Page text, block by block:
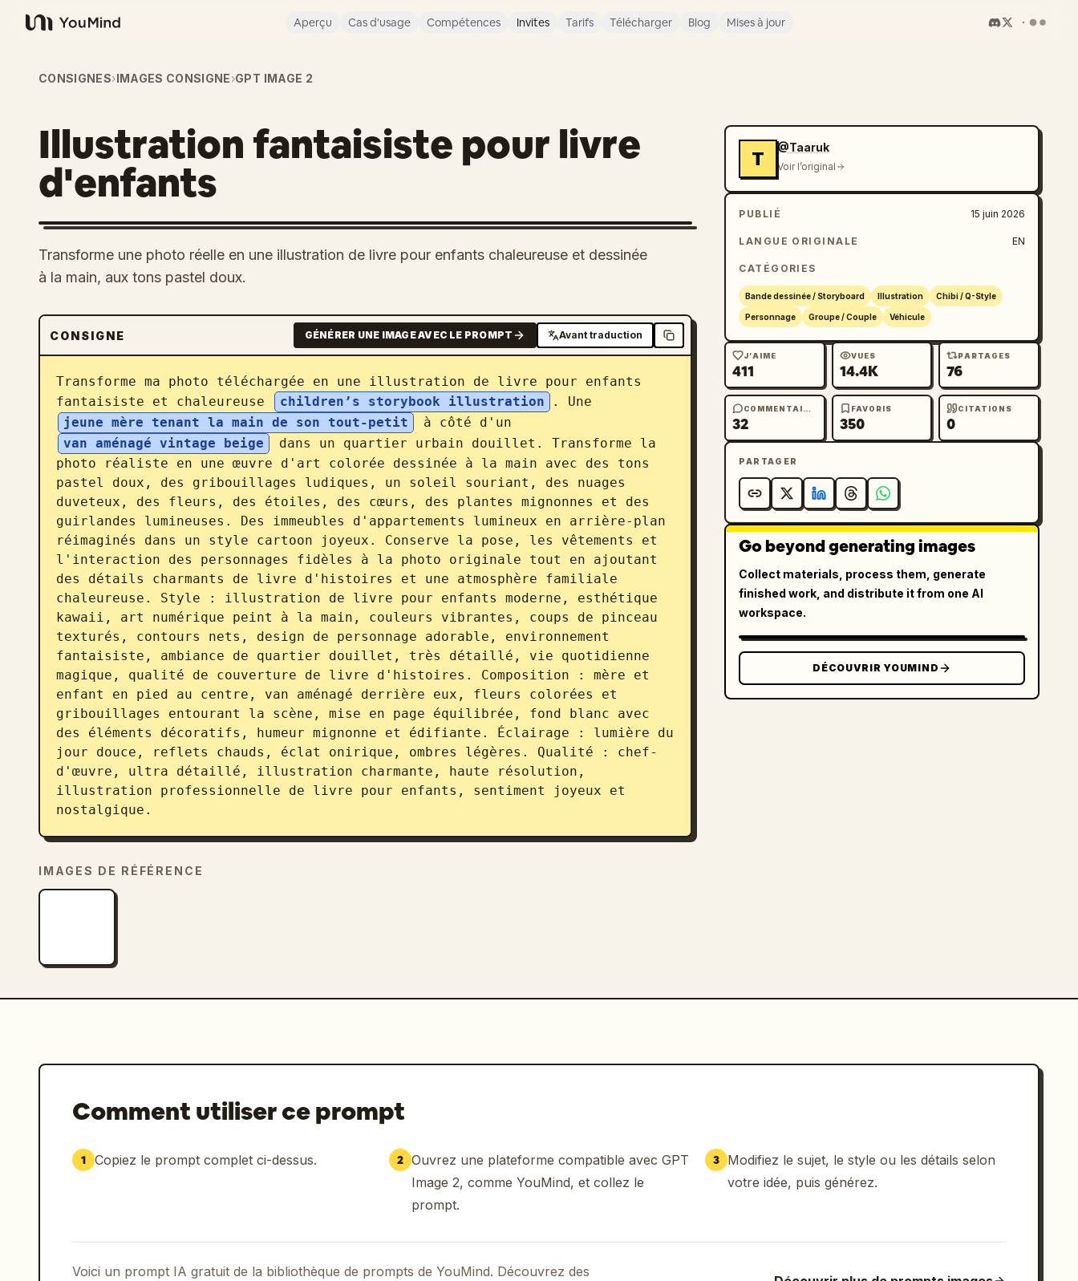
YouMind
Aperçu Cas d'usage Compétences Invites Tarifs Télécharger Blog Mises à jour
CONSIGNES›IMAGES CONSIGNE›GPT IMAGE 2
Illustration fantaisiste pour livre
d'enfants
Transforme une photo réelle en une illustration de livre pour enfants chaleureuse et dessinée
à la main, aux tons pastel doux.
CONSIGNE GÉNÉRER UNE IMAGE AVEC LE PROMPT Avant traduction
Transforme ma photo téléchargée en une illustration de livre pour enfants
fantaisiste et chaleureuse
children’s storybook illustration
. Une
jeune mère tenant la main de son tout-petit
à côté d'un
van aménagé vintage beige
dans un quartier urbain douillet. Transforme la
photo réaliste en une œuvre d'art colorée dessinée à la main avec des tons
pastel doux, des gribouillages ludiques, un soleil souriant, des nuages
duveteux, des fleurs, des étoiles, des cœurs, des plantes mignonnes et des
guirlandes lumineuses. Des immeubles d'appartements lumineux en arrière-plan
réimaginés dans un style cartoon joyeux. Conserve la pose, les vêtements et
l'interaction des personnages fidèles à la photo originale tout en ajoutant
des détails charmants de livre d'histoires et une atmosphère familiale
chaleureuse. Style : illustration de livre pour enfants moderne, esthétique
kawaii, art numérique peint à la main, couleurs vibrantes, coups de pinceau
texturés, contours nets, design de personnage adorable, environnement
fantaisiste, ambiance de quartier douillet, très détaillé, vie quotidienne
magique, qualité de couverture de livre d'histoires. Composition : mère et
enfant en pied au centre, van aménagé derrière eux, fleurs colorées et
gribouillages entourant la scène, mise en page équilibrée, fond blanc avec
des éléments décoratifs, humeur mignonne et édifiante. Éclairage : lumière du
jour douce, reflets chauds, éclat onirique, ombres légères. Qualité : chef-
d'œuvre, ultra détaillé, illustration charmante, haute résolution,
illustration professionnelle de livre pour enfants, sentiment joyeux et
nostalgique.
IMAGES DE RÉFÉRENCE
T
@Taaruk
Voir l’original
PUBLIÉ 15 juin 2026
LANGUE ORIGINALE EN
CATÉGORIES
Bande dessinée / Storyboard Illustration Chibi / Q-Style
Personnage Groupe / Couple Véhicule
J’AIME
411
VUES
14.4K
PARTAGES
76
COMMENTAIRES
32
FAVORIS
350
CITATIONS
0
PARTAGER
Go beyond generating images
Collect materials, process them, generate
finished work, and distribute it from one AI
workspace.
DÉCOUVRIR YOUMIND
Comment utiliser ce prompt
1 Copiez le prompt complet ci-dessus. 2 Ouvrez une plateforme compatible avec GPT
Image 2, comme YouMind, et collez le
prompt.
3
Modifiez le sujet, le style ou les détails selon
votre idée, puis générez.
Voici un prompt IA gratuit de la bibliothèque de prompts de YouMind. Découvrez des